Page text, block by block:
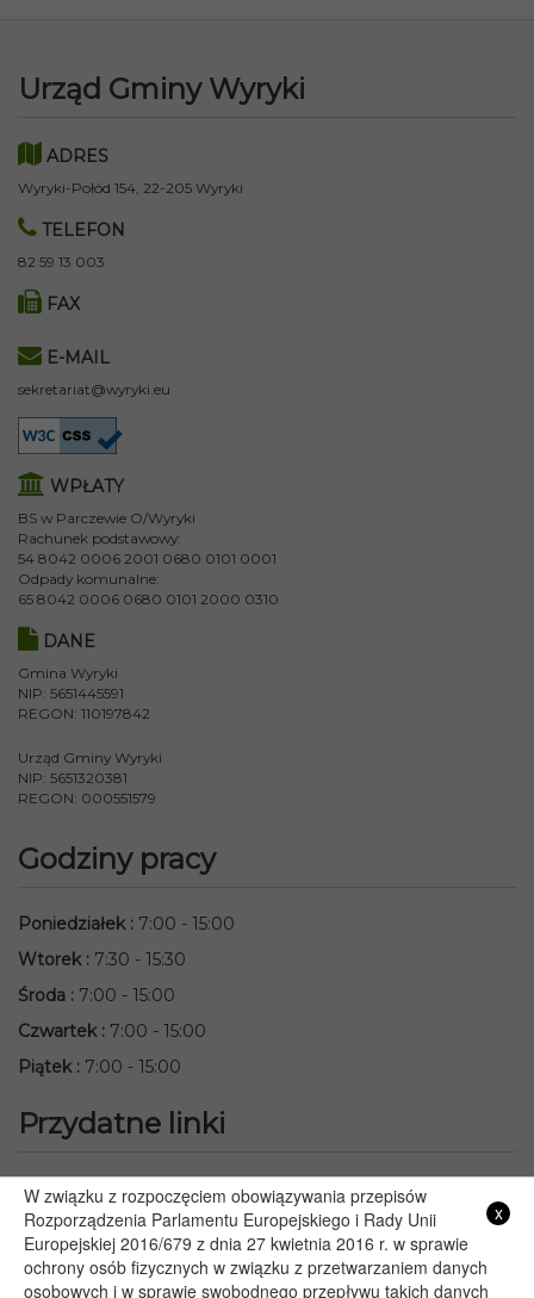
Urząd Gminy Wyryki
ADRES
Wyryki-Połód 154, 22-205 Wyryki
TELEFON
82 59 13 003
FAX
E-MAIL
sekretariat@wyryki.eu
WPŁATY
BS w Parczewie O/Wyryki
Rachunek podstawowy:
54 8042 0006 2001 0680 0101 0001
Odpady komunalne:
65 8042 0006 0680 0101 2000 0310
DANE
Gmina Wyryki
NIP: 5651445591
REGON: 110197842
Urząd Gminy Wyryki
NIP: 5651320381
REGON: 000551579
Godziny pracy
Poniedziałek: 7:00 - 15:00
Wtorek: 7:30 - 15:30
Środa : 7:00 - 15:00
Czwartek: 7:00 - 15:00
Piątek: 7:00 - 15:00
Przydatne linki
Starostwo Powiatowe we Włodawie
Lubelski Urząd Wojewódzki w Lublinie
Urząd Marszałkowski Województwa Lubelskiego w Lublinie
Serwis Rzeczypospolitej Polskiej
x
W związku z rozpoczęciem obowiązywania przepisów
Rozporządzenia Parlamentu Europejskiego i Rady Unii
Europejskiej 2016/679 z dnia 27 kwietnia 2016 r. w sprawie
ochrony osób fizycznych w związku z przetwarzaniem danych
osobowych i w sprawie swobodnego przepływu takich danych